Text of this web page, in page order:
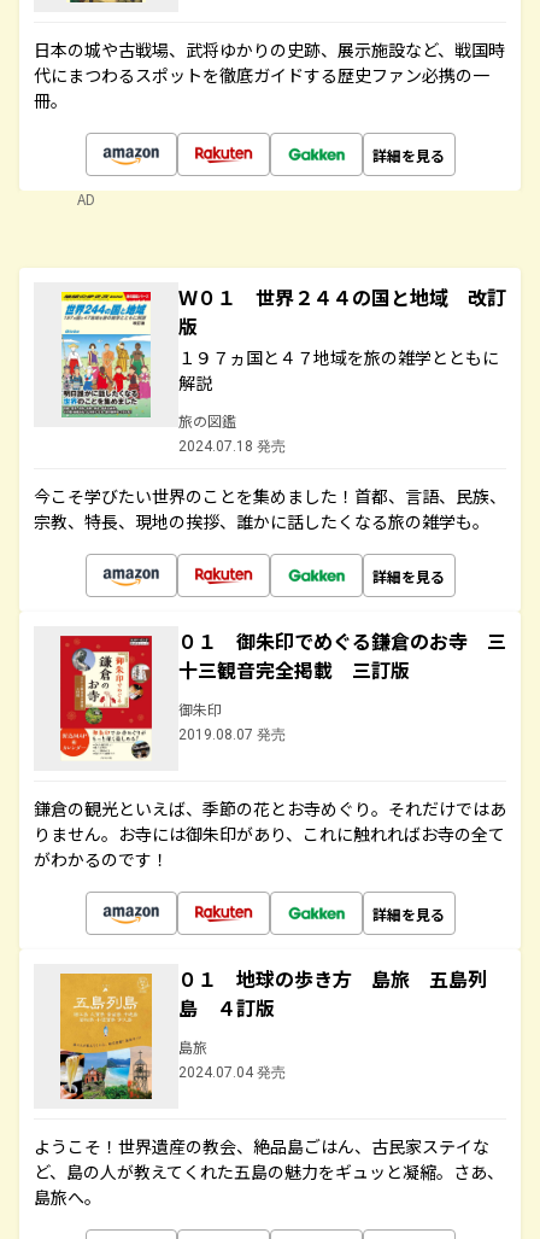
日本の城や古戦場、武将ゆかりの史跡、展示施設など、戦国時
代にまつわるスポットを徹底ガイドする歴史ファン必携の一
冊。
詳細を見る
AD
Ｗ０１ 世界２４４の国と地域 改訂
版
１９７ヵ国と４７地域を旅の雑学とともに
解説
旅の図鑑
2024.07.18 発売
今こそ学びたい世界のことを集めました！首都、言語、民族、
宗教、特長、現地の挨拶、誰かに話したくなる旅の雑学も。
詳細を見る
０１ 御朱印でめぐる鎌倉のお寺 三
十三観音完全掲載 三訂版
御朱印
2019.08.07 発売
鎌倉の観光といえば、季節の花とお寺めぐり。それだけではあ
りません。お寺には御朱印があり、これに触れればお寺の全て
がわかるのです！
詳細を見る
０１ 地球の歩き方 島旅 五島列
島 ４訂版
島旅
2024.07.04 発売
ようこそ！世界遺産の教会、絶品島ごはん、古民家ステイな
ど、島の人が教えてくれた五島の魅力をギュッと凝縮。さあ、
島旅へ。